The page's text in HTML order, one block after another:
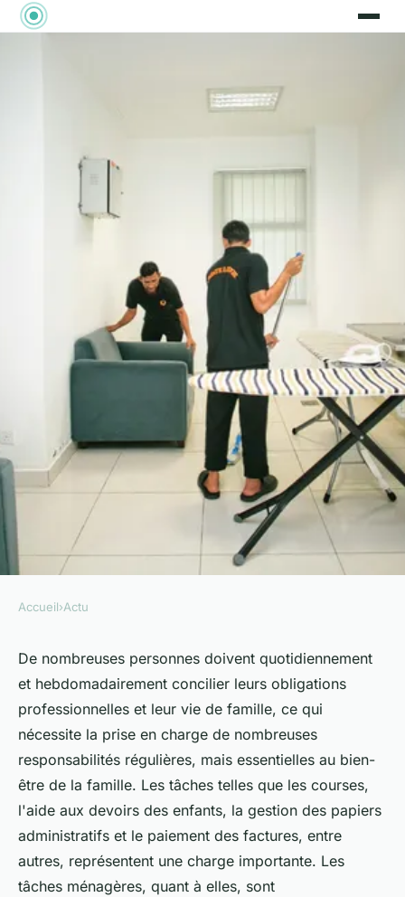
Les avantages de recourir à
une prestation de ménage à
domicile
Mélina•20 juillet 2024•3 min de lecture
Accueil›Actu
De nombreuses personnes doivent quotidiennement
et hebdomadairement concilier leurs obligations
professionnelles et leur vie de famille, ce qui
nécessite la prise en charge de nombreuses
responsabilités régulières, mais essentielles au bien-
être de la famille. Les tâches telles que les courses,
l'aide aux devoirs des enfants, la gestion des papiers
administratifs et le paiement des factures, entre
autres, représentent une charge importante. Les
tâches ménagères, quant à elles, sont